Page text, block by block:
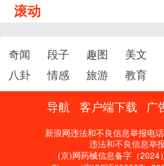
滚动
奇闻 段子 趣图 美文
八卦
情感 旅游 教育
导航 客户端下载 广
新浪网违法和不良信息举报电
违法和不良信息举
(京)网药械信息备字（2024